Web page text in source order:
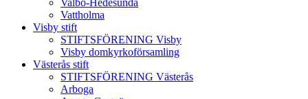
Valbo-Hedesunda
Vattholma
Visby stift
STIFTSFÖRENING Visby
Visby domkyrkoförsamling
Västerås stift
STIFTSFÖRENING Västerås
Arboga